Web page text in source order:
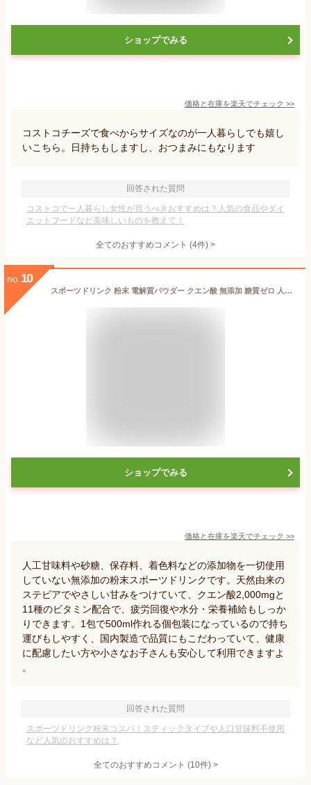
ショップでみる
価格と在庫を楽天でチェック >>
コストコチーズで食べからサイズなのが一人暮らしでも嬉し
いこちら。日持ちもしますし、おつまみにもなります
回答された質問
コストコで一人暮らし女性が買うべきおすすめは？人気の食品やダイ
エットフードなど美味しいものを教えて！
全てのおすすめコメント (4件) >
no. 10
スポーツドリンク 粉末 電解質パウダー クエン酸 無添加 糖質ゼロ 人工甘味料不使用 20包 ビタミン アクティブブル 個包装 500ml 水筒 スポーツ飲料 熱中症対策 運動 部活 送料無料
ショップでみる
価格と在庫を楽天でチェック >>
人工甘味料や砂糖、保存料、着色料などの添加物を一切使用
していない無添加の粉末スポーツドリンクです。天然由来の
ステビアでやさしい甘みをつけていて、クエン酸2,000mgと
11種のビタミン配合で、疲労回復や水分・栄養補給もしっか
りできます。1包で500ml作れる個包装になっているので持ち
運びもしやすく、国内製造で品質にもこだわっていて、健康
に配慮したい方や小さなお子さんも安心して利用できますよ
。
回答された質問
スポーツドリンク粉末コスパ｜スティックタイプや人口甘味料不使用
など人気のおすすめは？
全てのおすすめコメント (10件) >